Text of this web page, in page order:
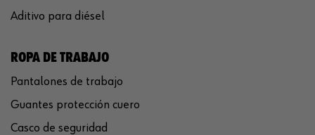
Aditivo para diésel
ROPA DE TRABAJO
Pantalones de trabajo
Guantes protección cuero
Casco de seguridad